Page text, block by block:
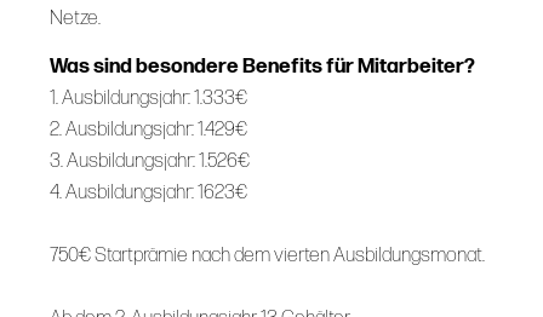
Netze.
Was sind besondere Benefits für Mitarbeiter?
1. Ausbildungsjahr: 1.333€
2. Ausbildungsjahr: 1.429€
3. Ausbildungsjahr: 1.526€
4. Ausbildungsjahr: 1623€
750€ Startprämie nach dem vierten Ausbildungsmonat.